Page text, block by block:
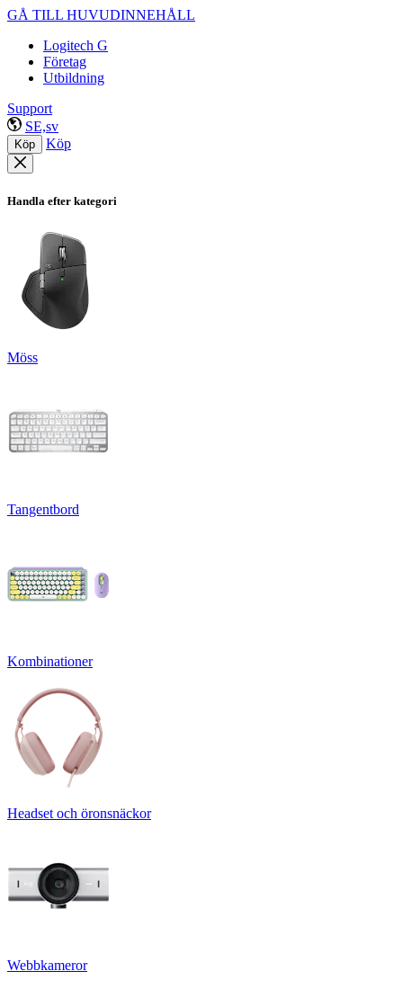
GÅ TILL HUVUDINNEHÅLL
Logitech G
Företag
Utbildning
Support
SE,sv
Köp Köp
Handla efter kategori
Möss
Tangentbord
Kombinationer
Headset och öronsnäckor
Webbkameror